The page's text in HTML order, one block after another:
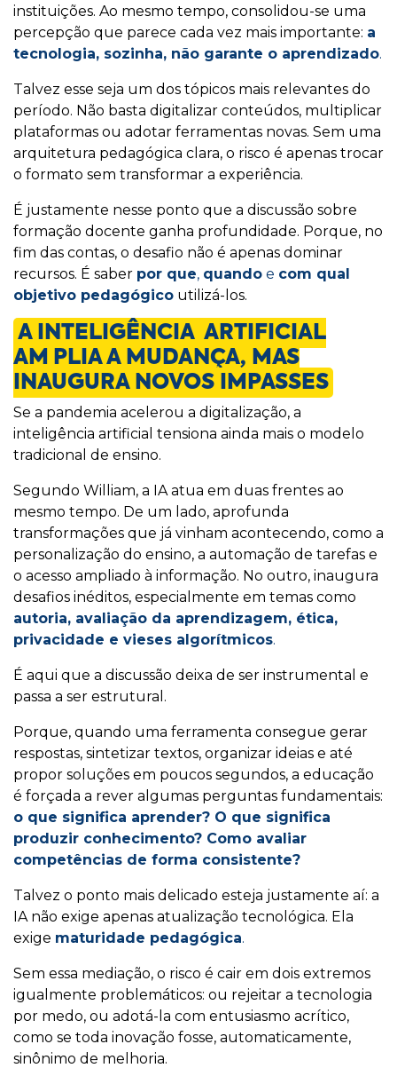
instituições. Ao mesmo tempo, consolidou-se uma
percepção que parece cada vez mais importante: a
tecnologia, sozinha, não garante o aprendizado.
Talvez esse seja um dos tópicos mais relevantes do
período. Não basta digitalizar conteúdos, multiplicar
plataformas ou adotar ferramentas novas. Sem uma
arquitetura pedagógica clara, o risco é apenas trocar
o formato sem transformar a experiência.
É justamente nesse ponto que a discussão sobre
formação docente ganha profundidade. Porque, no
fim das contas, o desafio não é apenas dominar
recursos. É saber por que, quando e com qual
objetivo pedagógico utilizá-los.
A INTELIGÊNCIA ARTIFICIAL
AM
PLIA A MUDANÇA, MAS
INAUGURA NOVOS IMPASSES
Se a pandemia acelerou a digitalização, a
inteligência artificial tensiona ainda mais o modelo
tradicional de ensino.
Segundo William, a IA atua em duas frentes ao
mesmo tempo. De um lado, aprofunda
transformações que já vinham acontecendo, como a
personalização do ensino, a automação de tarefas e
o acesso ampliado à informação. No outro, inaugura
desafios inéditos, especialmente em temas como
autoria, avaliação da aprendizagem, ética,
privacidade e vieses algorítmicos.
É aqui que a discussão deixa de ser instrumental e
passa a ser estrutural.
Porque, quando uma ferramenta consegue gerar
respostas, sintetizar textos, organizar ideias e até
propor soluções em poucos segundos, a educação
é forçada a rever algumas perguntas fundamentais:
o que significa aprender? O que significa
produzir conhecimento? Como avaliar
competências de forma consistente?
Talvez o ponto mais delicado esteja justamente aí: a
IA não exige apenas atualização tecnológica. Ela
exige maturidade pedagógica.
Sem essa mediação, o risco é cair em dois extremos
igualmente problemáticos: ou rejeitar a tecnologia
por medo, ou adotá-la com entusiasmo acrítico,
como se toda inovação fosse, automaticamente,
sinônimo de melhoria.